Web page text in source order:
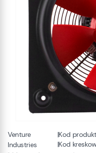
Venture
Industries
|Kod
|Kod